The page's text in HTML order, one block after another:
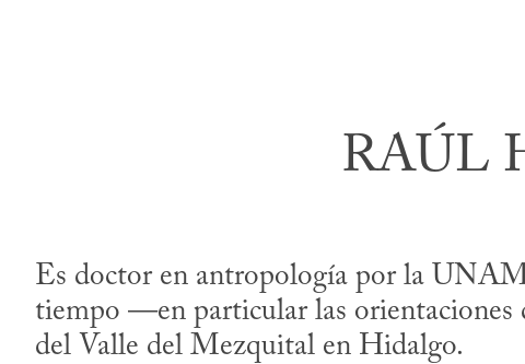
RAÚL
Es doctor en antropología por la
tiempo —en particular las orientaciones
del Valle del Mezquital en Hidalgo.